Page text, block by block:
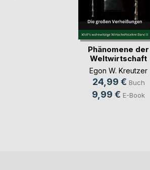
Phänomene der
Weltwirtschaft
Egon W. Kreutzer
24,99 € Buch
9,99 € E-Book